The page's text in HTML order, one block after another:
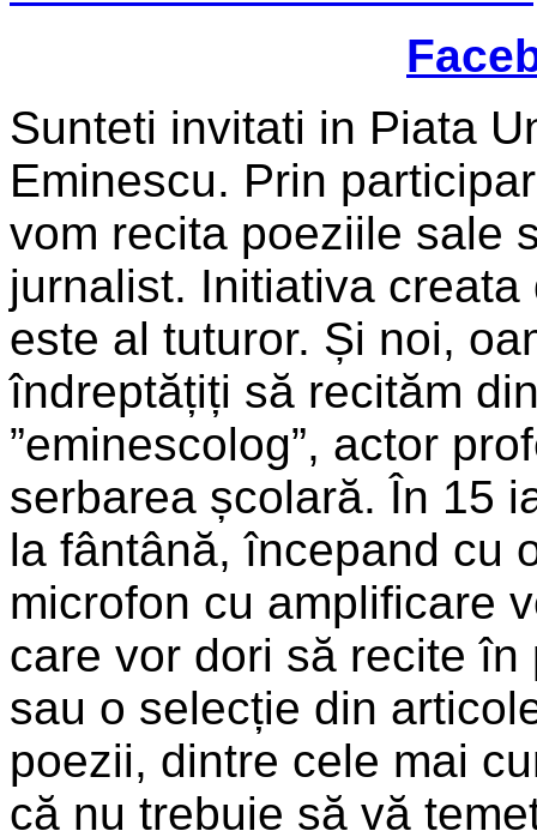
Sunteti invitati in Piata
Eminescu. Prin
vom recita poeziile sale
jurnalist. Initiativa
este al tuturor. Și noi,
îndreptățiți să recităm
”eminescolog”, actor
serbarea școlară. În 15
la fântână, începand cu
microfon cu amplificare
care vor dori să recite
sau o selecție din
poezii, dintre cele mai
că nu trebuie să vă